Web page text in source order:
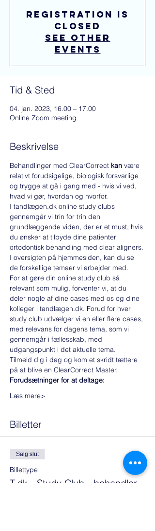
Registration is
closed
See other
events
Tid & Sted
04. jan. 2023, 16.00 – 17.00
Online Zoom meeting
Beskrivelse
Behandlinger med ClearCorrect kan være
relativt forudsigelige, biologisk forsvarlige
og trygge at gå i gang med - hvis vi ved,
hvad vi gør, hvordan og hvorfor.
I tandlægen.dk online study clubs
gennemgår vi trin for trin den
grundlæggende viden, der er et must, hvis
du ønsker at tilbyde dine patienter
ortodontisk behandling med clear aligners.
I oversigten på hjemmesiden, kan du se
de forskellige temaer vi arbejder med.
For at gøre din online study club så
relevant som mulig, forventer vi, at du
deler nogle af dine cases med os og dine
kolleger i tandlægen.dk. Forud for hver
study club udvælger vi en eller flere cases,
med relevans for dagens tema, som vi
gennemgår i fællesskab, med
udgangspunkt i det aktuelle tema.
Tilmeld dig i dag og kom et skridt tættere
på at blive en ClearCorrect Master.
Forudsætninger for at deltage:
Læs mere>
Billetter
Salg slut
Billettype
T.dk - Study Club - behandler